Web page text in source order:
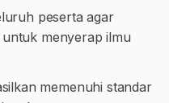
peserta agar
menyerap ilmu
memenuhi standar